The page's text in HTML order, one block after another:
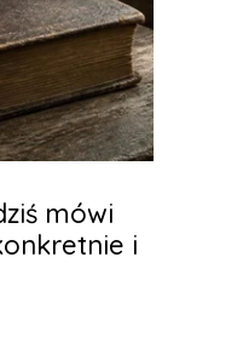
mówi
i